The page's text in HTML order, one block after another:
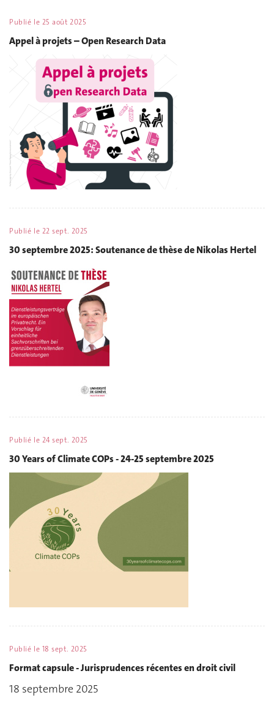
Publié le 25 août 2025
Appel à projets – Open Research Data
Publié le 22 sept. 2025
30 septembre 2025: Soutenance de thèse de Nikolas Hertel
Publié le 24 sept. 2025
30 Years of Climate COPs - 24-25 septembre 2025
Publié le 18 sept. 2025
Format capsule - Jurisprudences récentes en droit civil
18 septembre 2025